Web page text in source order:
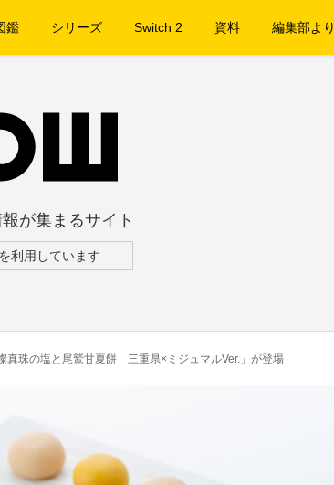
鑑 シリーズ Switch 2 資料 編集部より
が集まるサイト
利用しています
真珠の塩と尾鷲甘夏餅 三重県×ミジュマルVer.」が登場